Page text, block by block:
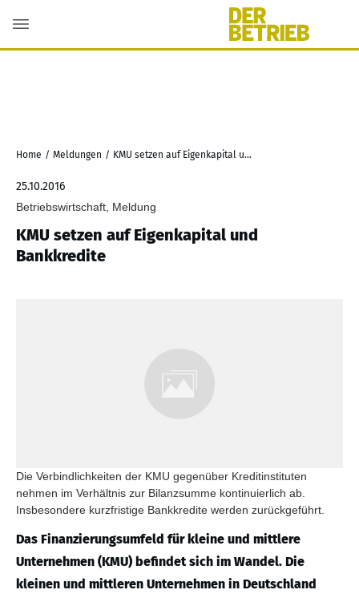
Home / Meldungen / KMU setzen auf Eigenkapital und Bankkredite
25.10.2016
Betriebswirtschaft, Meldung
KMU setzen auf Eigenkapital und
Bankkredite
Die Verbindlichkeiten der KMU gegenüber Kreditinstituten
nehmen im Verhältnis zur Bilanzsumme kontinuierlich ab.
Insbesondere kurzfristige Bankkredite werden zurückgeführt.
Das Finanzierungsumfeld für kleine und mittlere
Unternehmen (KMU) befindet sich im Wandel. Die
kleinen und mittleren Unternehmen in Deutschland